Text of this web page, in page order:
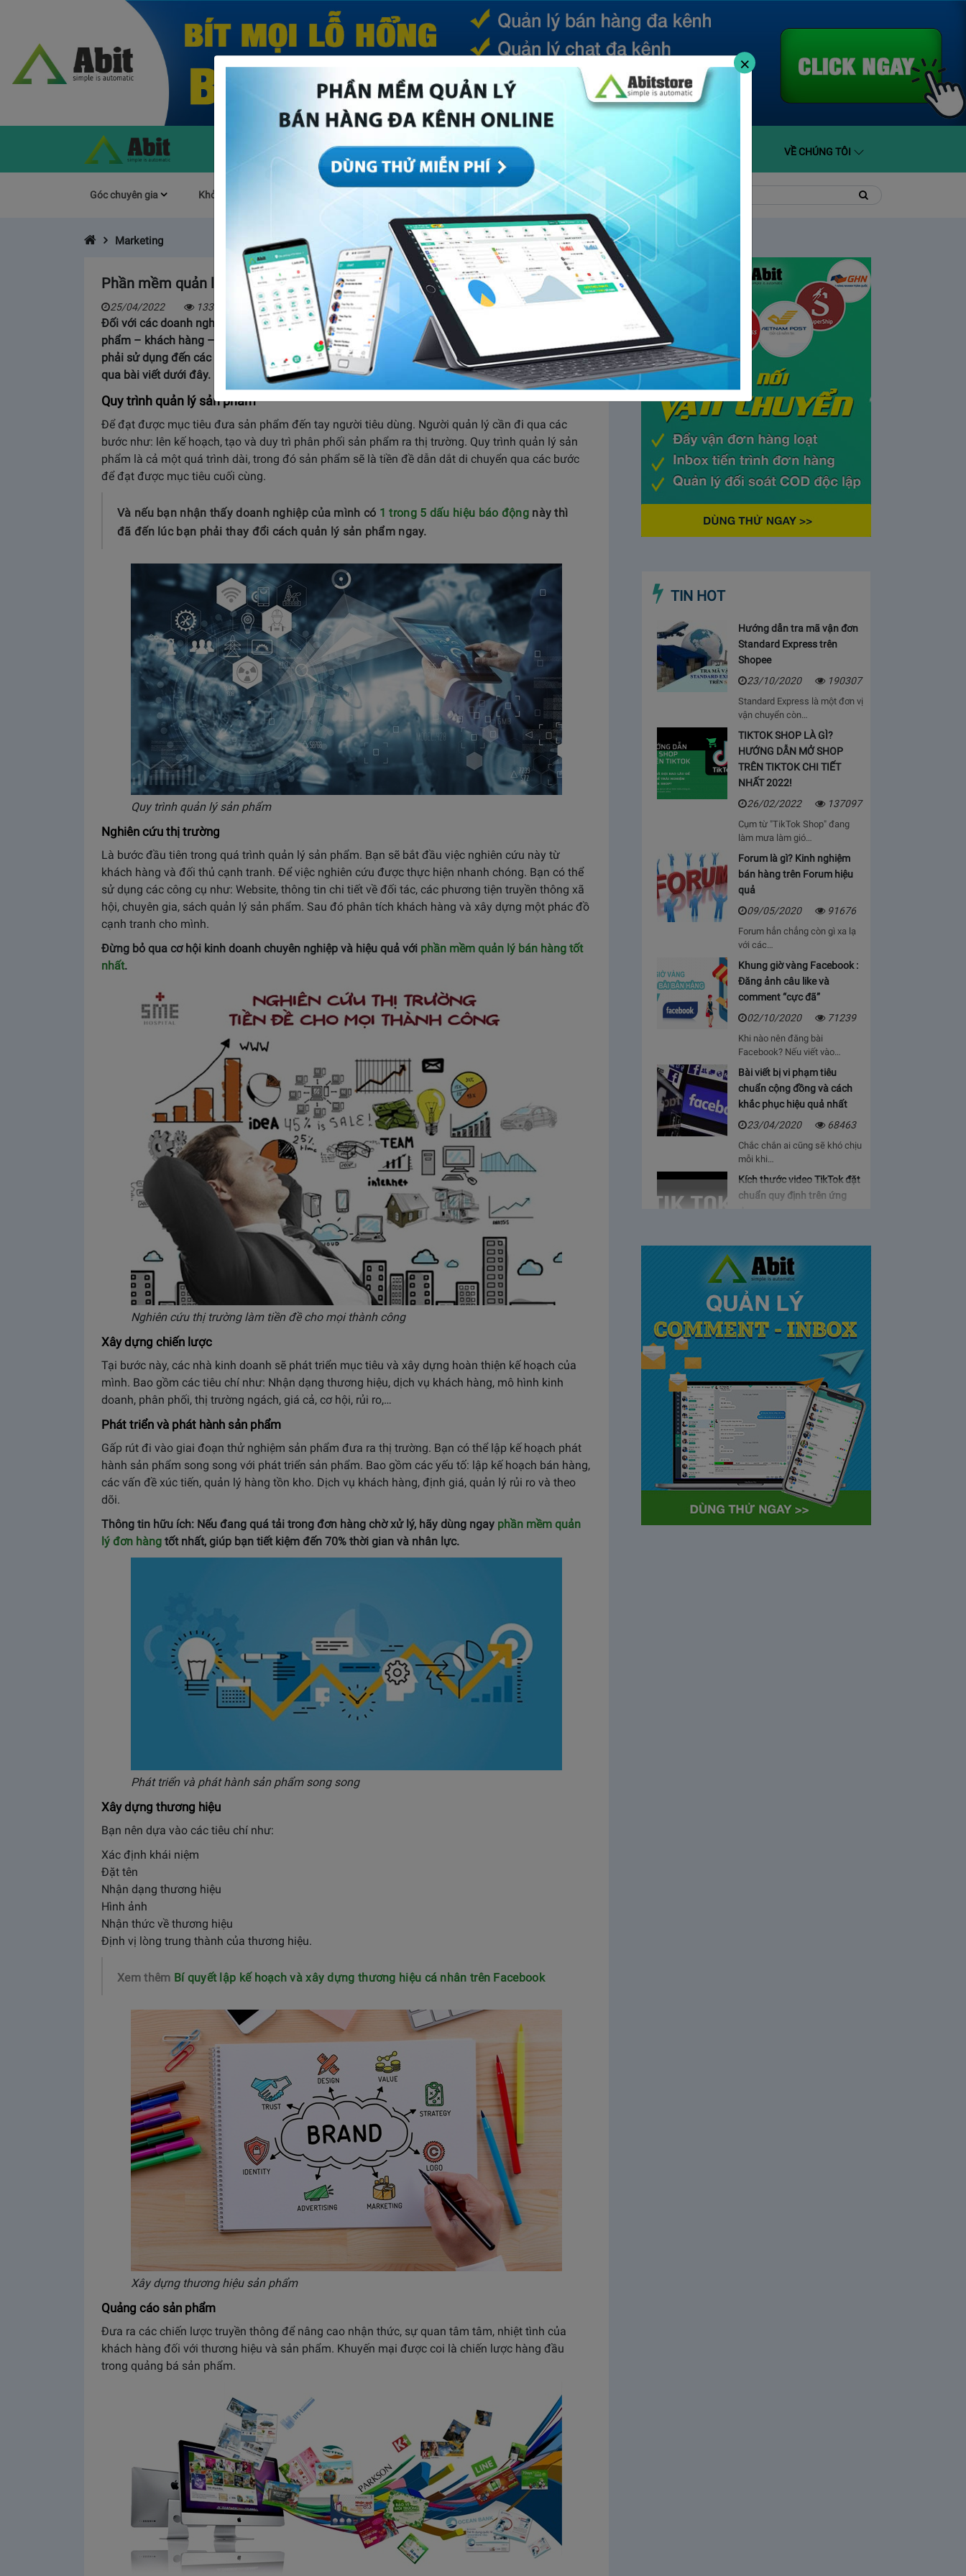
(CURRENT) BÁO GIÁ HỖ TRỢ VỀ CHÚNG TÔI
Góc chuyên gia Khởi Nghiệp Mục khác Quản trị Về Abit
kiếm:
kiếm
Marketing
Phần mềm quản lý sản phẩm – trợ thủ đắc lực trong kinh doanh
25/04/2022 13324
Đối với các doanh nghiệp, để đưa ra các chiến dịch kinh doanh tốt nhất cần phải quản lý sản
phẩm – khách hàng – giá cả một cách hiệu quả và chính xác. Để làm được điều này, bạn cần
phải sử dụng đến các phần mềm quản lý sản phẩm miễn phí. Hãy cùng tìm hiểu phần mềm này
qua bài viết dưới đây.
Quy trình quản lý sản phẩm
Để đạt được mục tiêu đưa sản phẩm đến tay người tiêu dùng. Người quản lý cần đi qua các
bước như: lên kế hoạch, tạo và duy trì phân phối sản phẩm ra thị trường. Quy trình quản lý sản
phẩm là cả một quá trình dài, trong đó sản phẩm sẽ là tiền đề dẫn dắt di chuyển qua các bước
để đạt được mục tiêu cuối cùng.
Và nếu bạn nhận thấy doanh nghiệp của mình có 1 trong 5 dấu hiệu báo động này thì
đã đến lúc bạn phải thay đổi cách quản lý sản phẩm ngay.
Quy trình quản lý sản phẩm
Nghiên cứu thị trường
Là bước đầu tiên trong quá trình quản lý sản phẩm. Bạn sẽ bắt đầu việc nghiên cứu này từ
khách hàng và đối thủ cạnh tranh. Để việc nghiên cứu được thực hiện nhanh chóng. Bạn có thể
sử dụng các công cụ như: Website, thông tin chi tiết về đối tác, các phương tiện truyền thông xã
hội, chuyên gia, sách quản lý sản phẩm. Sau đó phân tích khách hàng và xây dựng một phác đồ
cạnh tranh cho mình.
Đừng bỏ qua cơ hội kinh doanh chuyên nghiệp và hiệu quả với phần mềm quản lý bán hàng tốt
nhất.
Nghiên cứu thị trường làm tiền đề cho mọi thành công
Xây dựng chiến lược
Tại bước này, các nhà kinh doanh sẽ phát triển mục tiêu và xây dựng hoàn thiện kế hoạch của
mình. Bao gồm các tiêu chí như: Nhận dạng thương hiệu, dịch vụ khách hàng, mô hình kinh
doanh, phân phối, thị trường ngách, giá cả, cơ hội, rủi ro,…
Phát triển và phát hành sản phẩm
Gấp rút đi vào giai đoạn thử nghiệm sản phẩm đưa ra thị trường. Bạn có thể lập kế hoạch phát
hành sản phẩm song song với phát triển sản phẩm. Bao gồm các yếu tố: lập kế hoạch bán hàng,
các vấn đề xúc tiến, quản lý hàng tồn kho. Dịch vụ khách hàng, định giá, quản lý rủi ro và theo
dõi.
Thông tin hữu ích: Nếu đang quá tải trong đơn hàng chờ xử lý, hãy dùng ngay phần mềm quản
lý đơn hàng tốt nhất, giúp bạn tiết kiệm đến 70% thời gian và nhân lực.
Phát triển và phát hành sản phẩm song song
Xây dựng thương hiệu
Bạn nên dựa vào các tiêu chí như:
Xác định khái niệm
Đặt tên
Nhận dạng thương hiệu
Hình ảnh
Nhận thức về thương hiệu
Định vị lòng trung thành của thương hiệu.
Xem thêm Bí quyết lập kế hoạch và xây dựng thương hiệu cá nhân trên Facebook
Xây dựng thương hiệu sản phẩm
Quảng cáo sản phẩm
Đưa ra các chiến lược truyền thông để nâng cao nhận thức, sự quan tâm tâm, nhiệt tình của
khách hàng đối với thương hiệu và sản phẩm. Khuyến mại được coi là chiến lược hàng đầu
trong quảng bá sản phẩm.
TIN HOT
Hướng dẫn tra mã vận đơn
Standard Express trên
Shopee
23/10/2020
190307
Standard Express là một đơn vị
vận chuyển còn…
TIKTOK SHOP LÀ GÌ?
HƯỚNG DẪN MỞ SHOP
TRÊN TIKTOK CHI TIẾT
NHẤT 2022!
26/02/2022
137097
Cụm từ "TikTok Shop" đang
làm mưa làm gió…
Forum là gì? Kinh nghiệm
bán hàng trên Forum hiệu
quả
09/05/2020
91676
Forum hẳn chẳng còn gì xa lạ
với các…
Khung giờ vàng Facebook :
Đăng ảnh câu like và
comment “cực đã”
02/10/2020
71239
Khi nào nên đăng bài
Facebook? Nếu viết vào…
Bài viết bị vi phạm tiêu
chuẩn cộng đồng và cách
khắc phục hiệu quả nhất
23/04/2020
68463
Chắc chắn ai cũng sẽ khó chịu
mỗi khi…
Kích thước video TikTok đặt
chuẩn quy định trên ứng
Bạn sẽ cảm thấy mệt mỏi, vì cứ
phải…
Bảng giá lượt view Youtube
tại Việt Nam và Hoa kỳ mới
28/05/2020
63372
Khi tham gia chương trình
Partner Program của YouTube,
…
Cách bỏ ẩn trò chuyện trên
Zalo ở thiết bị máy tính và
điện thoại iphone
26/05/2020
62306
Bỏ ẩn cuộc trò chuyện là tính
năng khá…
×